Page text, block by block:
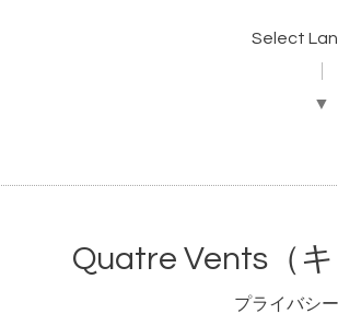
Select
▼
Quatre Vents（
プライバシ